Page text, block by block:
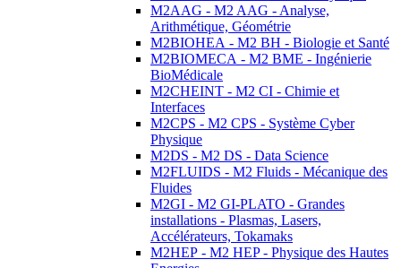
M2AAG - M2 AAG - Analyse,
Arithmétique, Géométrie
M2BIOHEA - M2 BH - Biologie et Santé
M2BIOMECA - M2 BME - Ingénierie
BioMédicale
M2CHEINT - M2 CI - Chimie et
Interfaces
M2CPS - M2 CPS - Système Cyber
Physique
M2DS - M2 DS - Data Science
M2FLUIDS - M2 Fluids - Mécanique des
Fluides
M2GI - M2 GI-PLATO - Grandes
installations - Plasmas, Lasers,
Accélérateurs, Tokamaks
M2HEP - M2 HEP - Physique des Hautes